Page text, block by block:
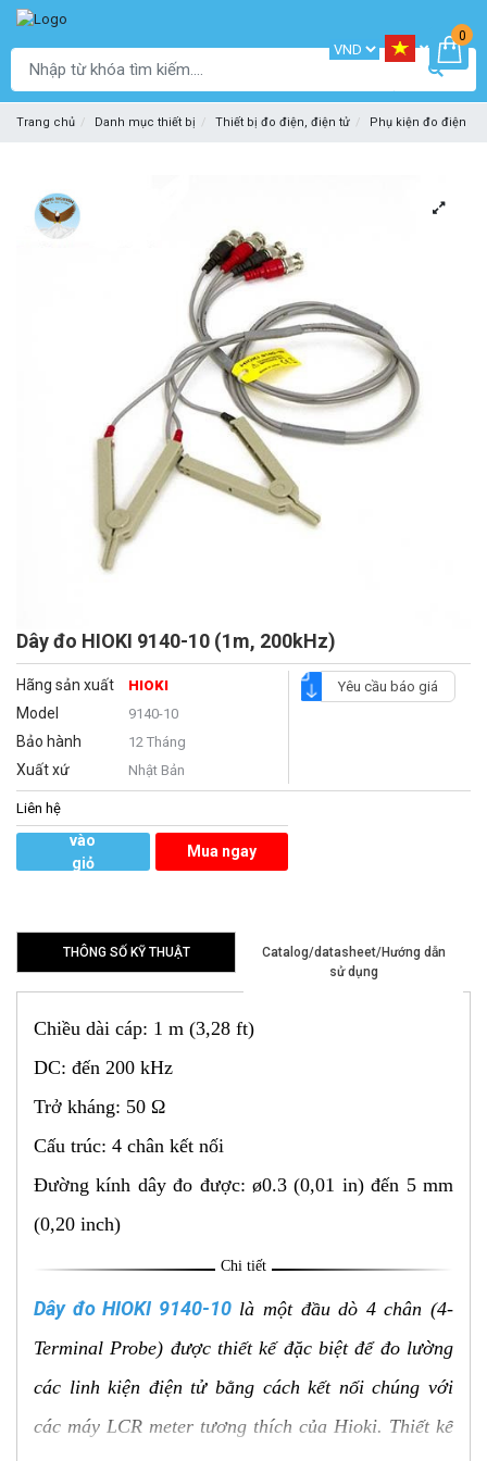
0
Trang chủ Danh mục thiết bị Thiết bị đo điện, điện tử Phụ kiện đo điện
Dây đo HIOKI 9140-10 (1m, 200kHz)
Hãng sản xuất HIOKI
Model 9140-10
Bảo hành 12 Tháng
Xuất xứ Nhật Bản
Yêu cầu báo giá
Liên hệ
vào
giỏ
Mua ngay
THÔNG SỐ KỸ THUẬT
Catalog/datasheet/Hướng dẫn
sử dụng
Chiều dài cáp: 1 m (3,28 ft)
DC: đến 200 kHz
Trở kháng: 50 Ω
Cấu trúc: 4 chân kết nối
Đường kính dây đo được: ø0.3 (0,01 in) đến 5 mm
(0,20 inch)
Chi tiết
Dây đo HIOKI 9140-10là một đầu dò 4 chân (4-
Terminal Probe) được thiết kế đặc biệt để đo lường
các linh kiện điện tử bằng cách kết nối chúng với
các máy LCR meter tương thích của Hioki. Thiết kế